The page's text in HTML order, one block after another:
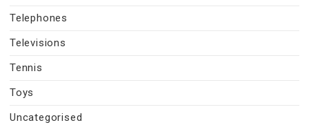
Telephones
Televisions
Tennis
Toys
Uncategorised